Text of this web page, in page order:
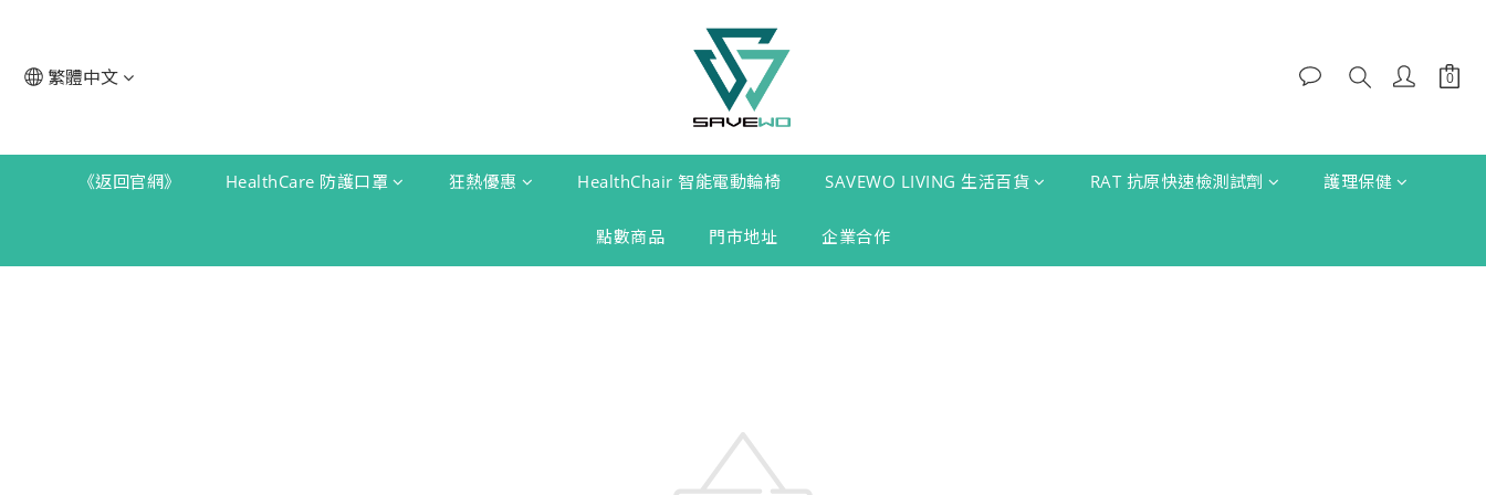
繁體中文
《返回官網》 HealthCare 防護口罩 狂熱優惠 HealthChair 智能電動輪椅 SAVEWO LIVING 生活百貨 RAT 抗原快速檢測試劑 護理保健
點數商品 門市地址 企業合作